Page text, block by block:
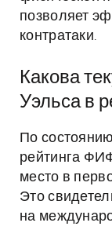
позволяет
контратаки.
Какова
Уэльса в
По
рейтинга
место в
Это
на